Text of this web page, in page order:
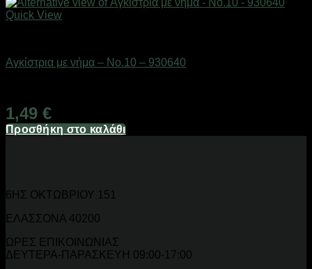
Quick View
Αγκίστρια με νήμα – No.10 – 930640
1,49 €
Προσθήκη στο καλάθι
6ΗΣ ΟΚΤΩΒΡΙΟΥ 151
ΕΛΑΣΣΟΝΑ 40200
ΩΡΕΣ ΕΠΙΚΟΙΝΩΝΙΑΣ
ΔΕΥΤΕΡΑ-ΠΑΡΑΣΚΕΥΗ 09:00-17:00